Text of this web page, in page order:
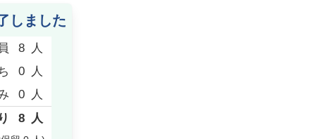
しました
8
人
0
人
0
人
8 人